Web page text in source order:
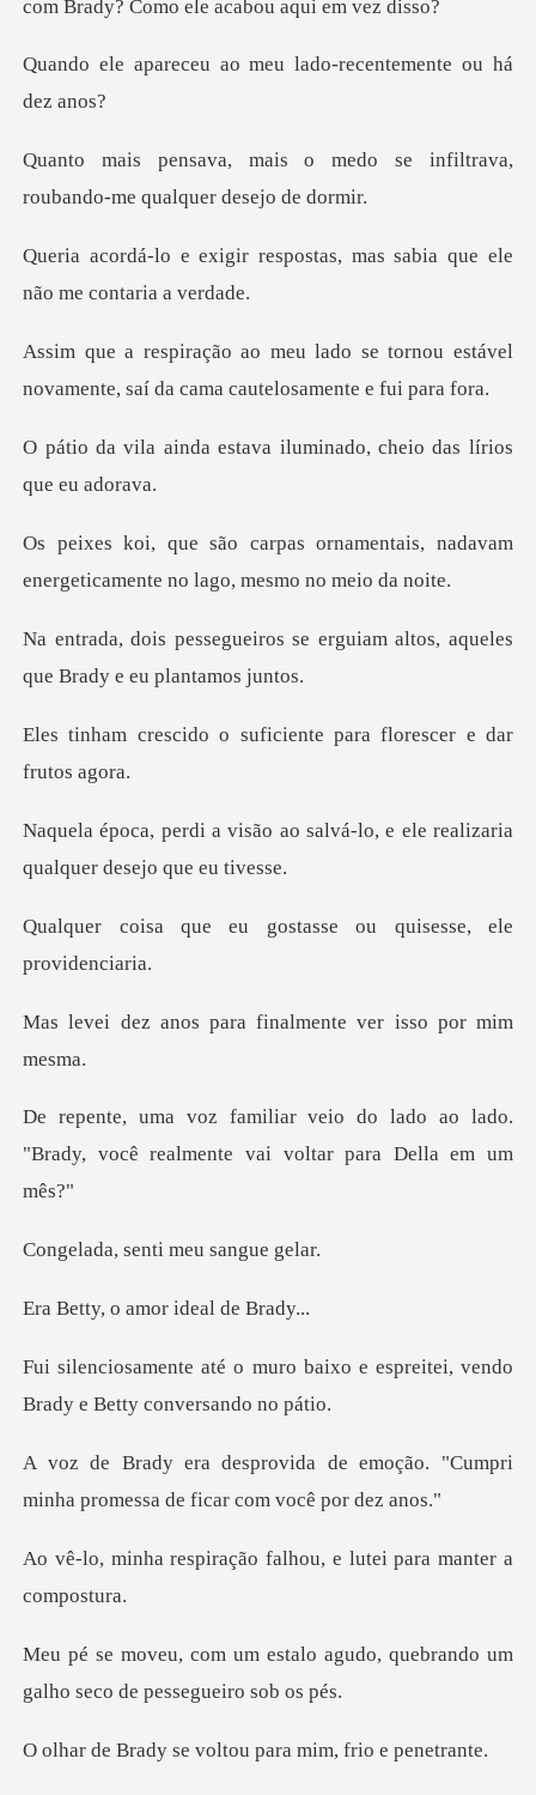
com Brady?
ao meu lado-recentem
edo se infiltrava,
roubando-m
espostas, mas sabia que ele
e tornou estável
novamente, saí da c
tava iluminado, cheio da
amentais, nadavam
energeticamente
se erguiam altos, aqueles
qu
suficiente para floresc
o salvá-lo, e ele realizaria
q
gostasse ou quisesse
para finalmente ver
o lado ao lado.
"Brady, você realme
senti meu s
o amor idea
baixo e espreitei, vendo
Brad
emoção. "Cumpri
minha promessa
ção falhou, e lutei par
o agudo, quebrando um
galho s
e voltou para mim,